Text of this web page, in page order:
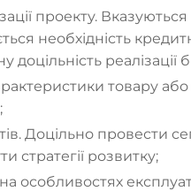
проекту. Вказуються
необхідність
реалізації
товару або
Доцільно провести
стратегії розвитку;
особливостях